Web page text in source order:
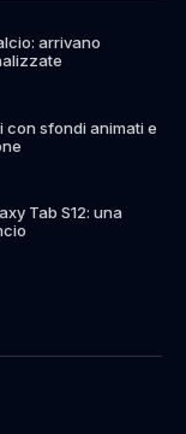
arrivano
con sfondi animati e
Tab S12: una